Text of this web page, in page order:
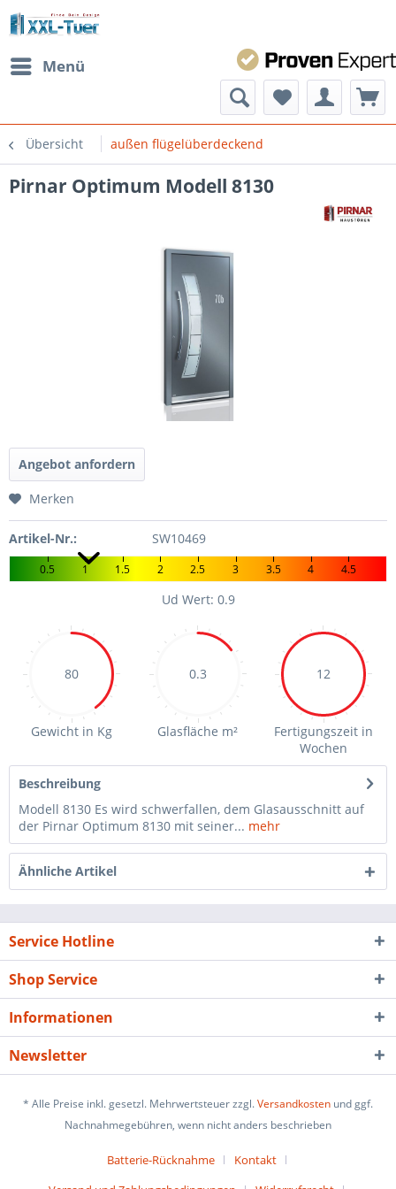
Menü
Übersicht außen flügelüberdeckend
Pirnar Optimum Modell 8130
Angebot anfordern
Merken
Artikel-Nr.: SW10469
0.5 1 1.5 2 2.5 3 3.5 4 4.5
Ud Wert: 0.9
80
Gewicht in Kg
0.3
Glasfläche m²
12
Fertigungszeit in
Wochen
Beschreibung
Modell 8130 Es wird schwerfallen, dem Glasausschnitt auf
der Pirnar Optimum 8130 mit seiner... mehr
Ähnliche Artikel
Service Hotline
Shop Service
Informationen
Newsletter
* Alle Preise inkl. gesetzl. Mehrwertsteuer zzgl.Versandkosten und ggf.
Nachnahmegebühren, wenn nicht anders beschrieben
Batterie-Rücknahme
Kontakt